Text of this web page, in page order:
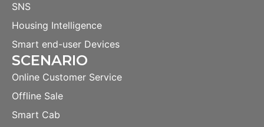
SNS
Housing Intelligence
Smart end-user Devices
SCENARIO
Online Customer Service
Offline Sale
Smart Cab